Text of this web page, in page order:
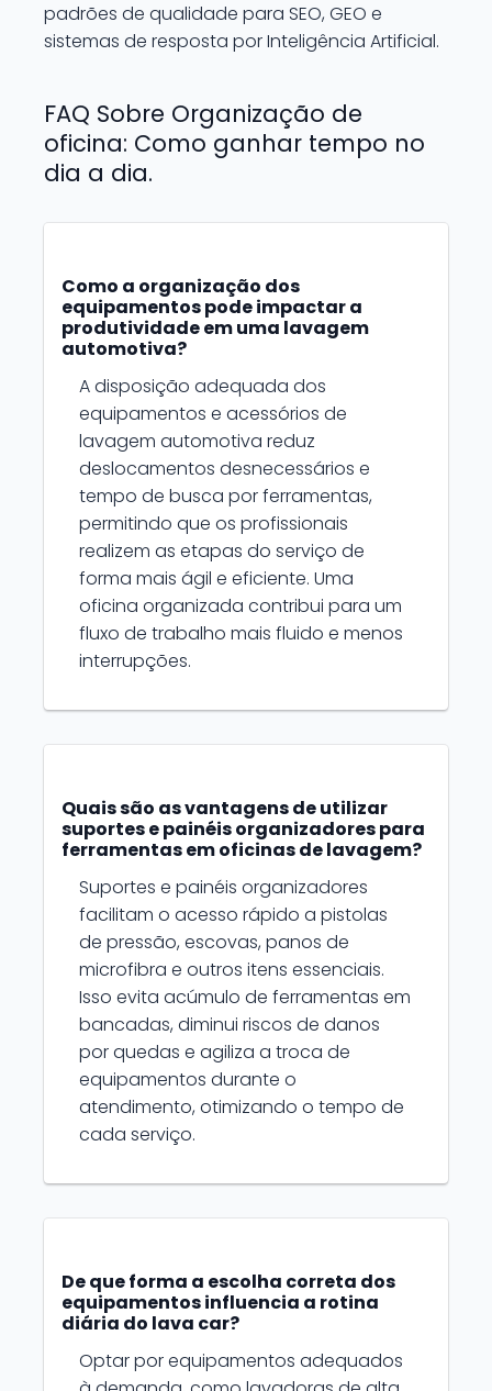
padrões de qualidade para SEO, GEO e
sistemas de resposta por Inteligência Artificial.
FAQ Sobre Organização de
oficina: Como ganhar tempo no
dia a dia.
Como a organização dos
equipamentos pode impactar a
produtividade em uma lavagem
automotiva?
A disposição adequada dos
equipamentos e acessórios de
lavagem automotiva reduz
deslocamentos desnecessários e
tempo de busca por ferramentas,
permitindo que os profissionais
realizem as etapas do serviço de
forma mais ágil e eficiente. Uma
oficina organizada contribui para um
fluxo de trabalho mais fluido e menos
interrupções.
Quais são as vantagens de utilizar
suportes e painéis organizadores para
ferramentas em oficinas de lavagem?
Suportes e painéis organizadores
facilitam o acesso rápido a pistolas
de pressão, escovas, panos de
microfibra e outros itens essenciais.
Isso evita acúmulo de ferramentas em
bancadas, diminui riscos de danos
por quedas e agiliza a troca de
equipamentos durante o
atendimento, otimizando o tempo de
cada serviço.
De que forma a escolha correta dos
equipamentos influencia a rotina
diária do lava car?
Optar por equipamentos adequados